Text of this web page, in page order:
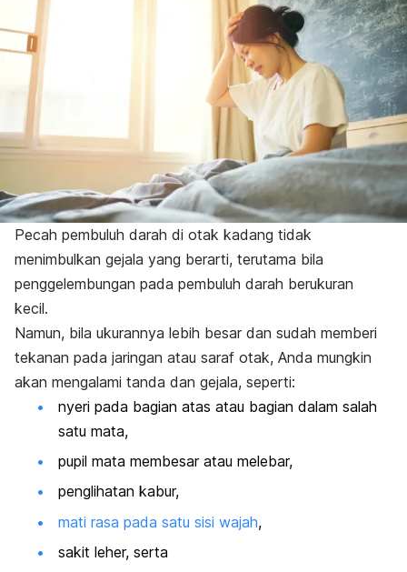
Pecah pembuluh darah di otak kadang tidak
menimbulkan gejala yang berarti, terutama bila
penggelembungan pada pembuluh darah berukuran
kecil.
Namun, bila ukurannya lebih besar dan sudah memberi
tekanan pada jaringan atau saraf otak, Anda mungkin
akan mengalami tanda dan gejala, seperti:
nyeri pada bagian atas atau bagian dalam salah
satu mata,
pupil mata membesar atau melebar,
penglihatan kabur,
mati rasa pada satu sisi wajah,
sakit leher, serta